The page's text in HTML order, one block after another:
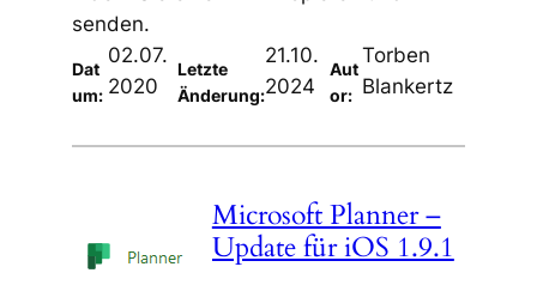
senden.
Dat
um:
02.07.
2020
Letzte
Änderung:
21.10.
2024
Aut
or:
Torben
Blankertz
Microsoft Planner –
Update für iOS 1.9.1